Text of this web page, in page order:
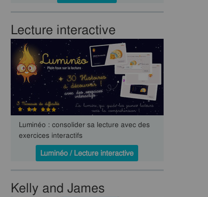
Lecture interactive
Luminéo : consolider sa lecture avec des
exercices interactifs
Luminéo / Lecture interactive
Kelly and James